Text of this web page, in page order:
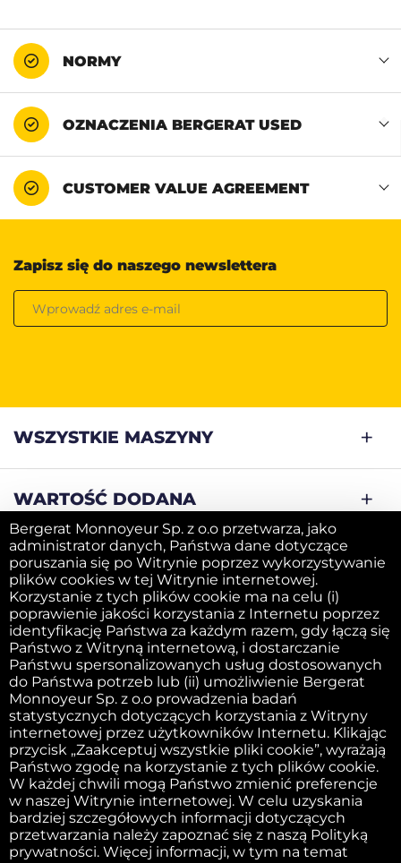
NORMY
OZNACZENIA BERGERAT USED
CUSTOMER VALUE AGREEMENT
Zapisz się do naszego newslettera
WSZYSTKIE MASZYNY
WARTOŚĆ DODANA
SPRZEDAJ SWOJĄ MASZYNĘ
FIRMA
Obowiązek informacyjny
Wydawca witryny internetowej
Polityka dotycząca plików cookie
Bergerat Monnoyeur Sp. z o.o przetwarza, jako
administrator danych, Państwa dane dotyczące
poruszania się po Witrynie poprzez wykorzystywanie
plików cookies w tej Witrynie internetowej.
Korzystanie z tych plików cookie ma na celu (i)
poprawienie jakości korzystania z Internetu poprzez
identyfikację Państwa za każdym razem, gdy łączą się
Państwo z Witryną internetową, i dostarczanie
Państwu spersonalizowanych usług dostosowanych
do Państwa potrzeb lub (ii) umożliwienie Bergerat
Monnoyeur Sp. z o.o prowadzenia badań
statystycznych dotyczących korzystania z Witryny
internetowej przez użytkowników Internetu. Klikając
przycisk „Zaakceptuj wszystkie pliki cookie”, wyrażają
Państwo zgodę na korzystanie z tych plików cookie.
W każdej chwili mogą Państwo zmienić preferencje
w naszej Witrynie internetowej. W celu uzyskania
bardziej szczegółowych informacji dotyczących
przetwarzania należy zapoznać się z naszą Polityką
prywatności. Więcej informacji, w tym na temat